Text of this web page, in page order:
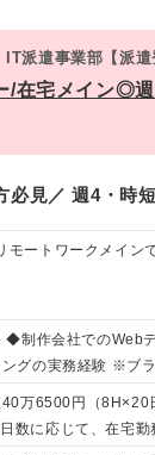
派遣事業部【派遣
/在宅メイン◎
必見／ 週4・時
モートワークメイン
制作会社でのWeb
グの実務経験 ※ブ
ない方も、まずはお
詳細に記載いただけ
万6500円（8H×20
数に応じて、在宅勤